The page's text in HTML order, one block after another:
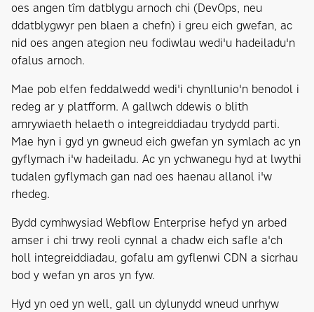
oes angen tîm datblygu arnoch chi (DevOps, neu
ddatblygwyr pen blaen a chefn) i greu eich gwefan, ac
nid oes angen ategion neu fodiwlau wedi'u hadeiladu'n
ofalus arnoch.
Mae pob elfen feddalwedd wedi'i chynllunio'n benodol i
redeg ar y platfform. A gallwch ddewis o blith
amrywiaeth helaeth o integreiddiadau trydydd parti.
Mae hyn i gyd yn gwneud eich gwefan yn symlach ac yn
gyflymach i'w hadeiladu. Ac yn ychwanegu hyd at lwythi
tudalen gyflymach gan nad oes haenau allanol i'w
rhedeg.
Bydd cymhwysiad Webflow Enterprise hefyd yn arbed
amser i chi trwy reoli cynnal a chadw eich safle a'ch
holl integreiddiadau, gofalu am gyflenwi CDN a sicrhau
bod y wefan yn aros yn fyw.
Hyd yn oed yn well, gall un dylunydd wneud unrhyw